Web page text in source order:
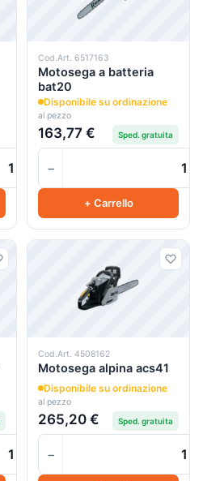
Cod.Art. 6517163
Motosega a batteria
bat20
Disponibile su ordinazione
al pezzo
163,77 € Sped. gratuita
−
+ Carrello
Cod.Art. 4508162
Motosega alpina acs41
Disponibile su ordinazione
al pezzo
265,20 € Sped. gratuita
−